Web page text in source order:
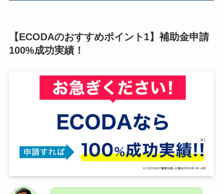
【ECODAのおすすめポイント1】補助金申請
100%成功実績！